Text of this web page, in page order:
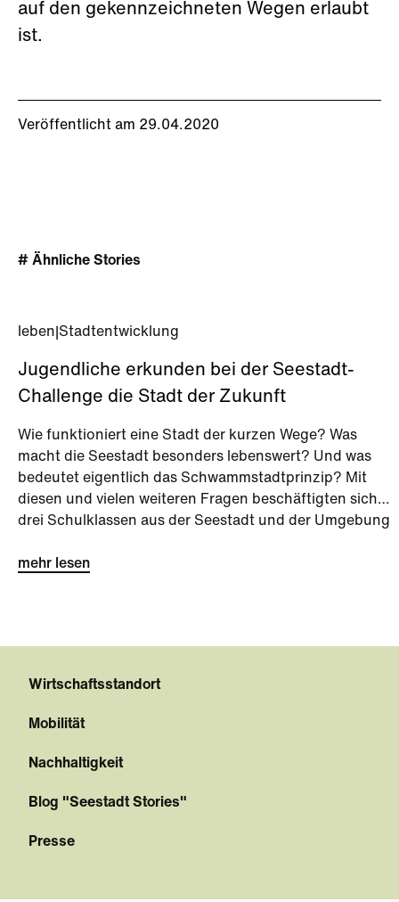
Veröffentlicht am 29.04.2020
auf den gekennzeichneten Wegen erlaubt
ist.
# Ähnliche Stories
leben Stadtentwicklung
Jugendliche erkunden bei der Seestadt-
Challenge die Stadt der Zukunft
Wie funktioniert eine Stadt der kurzen Wege? Was
macht die Seestadt besonders lebenswert? Und was
bedeutet eigentlich das Schwammstadtprinzip? Mit
diesen und vielen weiteren Fragen beschäftigten sich
drei Schulklassen aus der Seestadt und der Umgebung
mehr lesen
Wirtschaftsstandort
Mobilität
Nachhaltigkeit
Blog "Seestadt Stories"
Presse